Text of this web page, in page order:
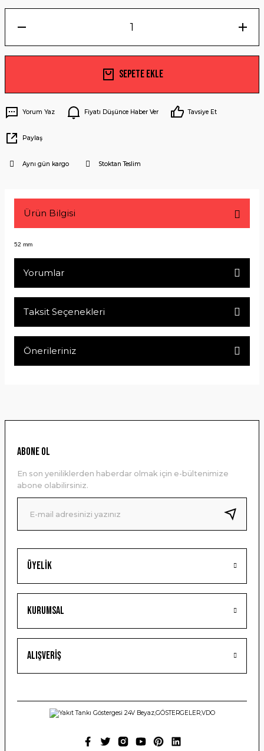
Sepete Ekle
Yorum Yaz Fiyatı Düşünce Haber Ver Tavsiye Et
Paylaş
Aynı gün kargo Stoktan Teslim
Ürün Bilgisi
52 mm
Yorumlar
Taksit Seçenekleri
Önerileriniz
Ürün resmi kalitesiz, bozuk veya görüntülenemiyor.
Ürün bilgilerinde hatalar bulunuyor.
Ürün fiyatı diğer sitelerden daha pahalı.
Bu ürüne benzer farklı alternatifler olmalı.
Gönder
Üyelik
Kurumsal
Alışveriş
ABONE OL
En son yeniliklerden haberdar olmak için e-bültenimize
abone olabilirsiniz.